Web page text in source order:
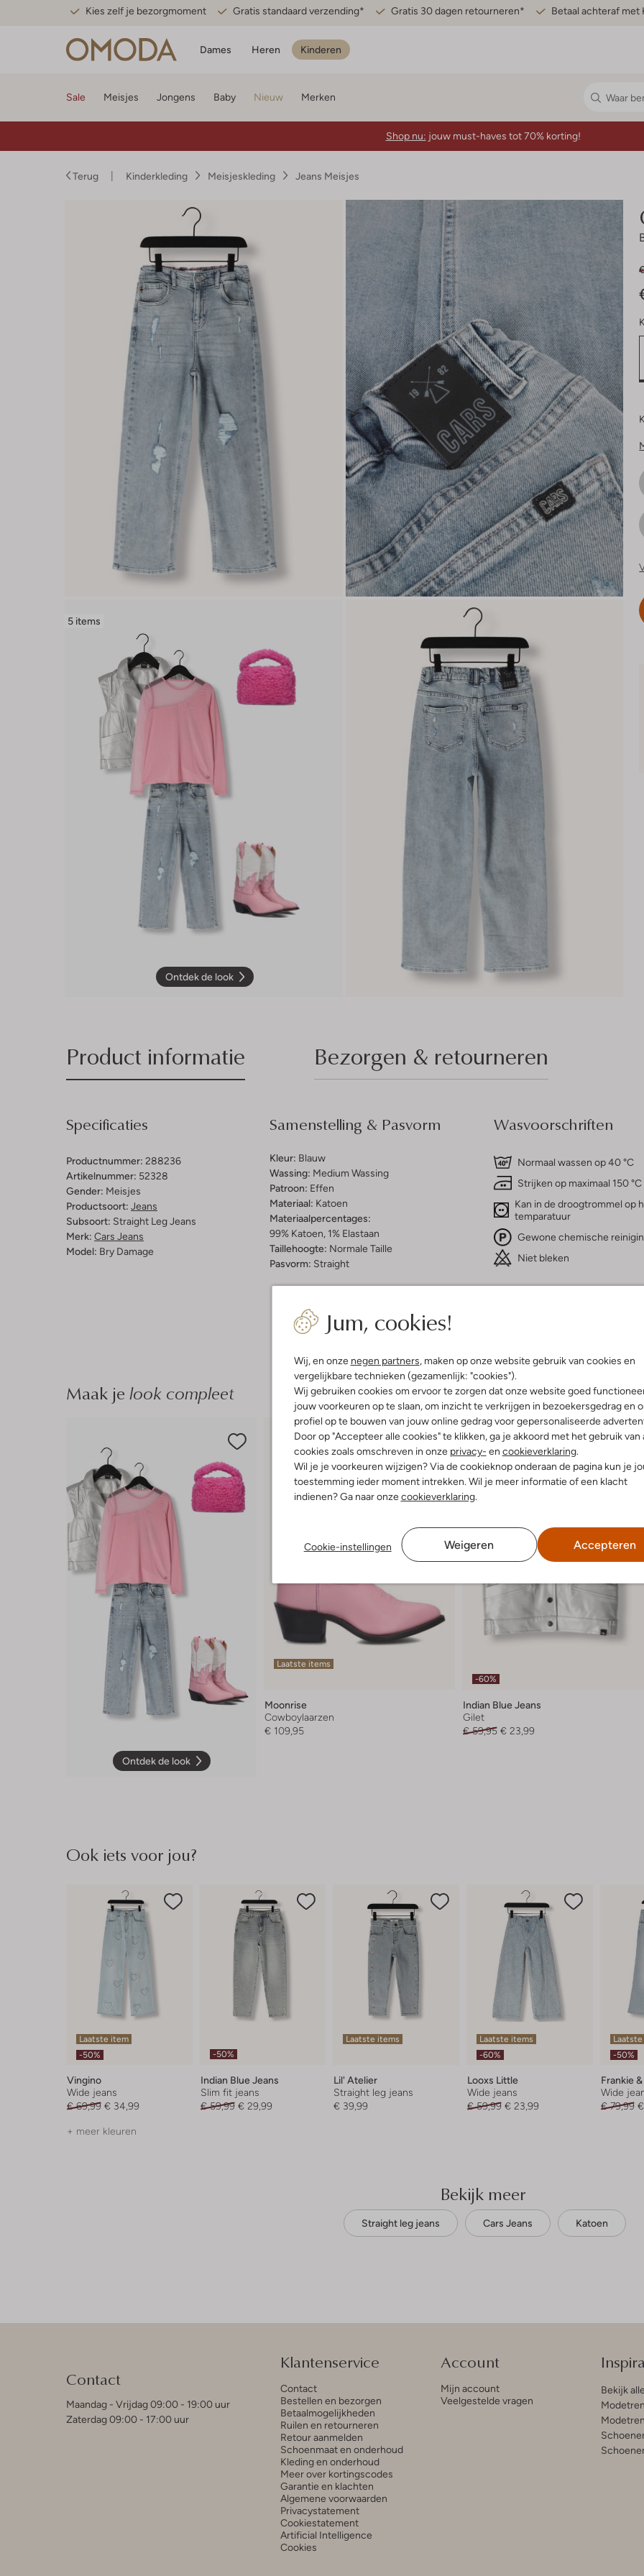
Kies zelf je bezorgmoment Gratis standaard verzending* Gratis 30 dagen retourneren* Betaal achteraf met
Dames Heren Kinderen
Jum, cookies!
Wij, en onze negen partners, maken op onze website gebruik van cookies en
vergelijkbare technieken (gezamenlijk: "cookies").
Wij gebruiken cookies om ervoor te zorgen dat onze website goed
jouw voorkeuren op te slaan, om inzicht te verkrijgen in bezoekersgedrag en
profiel op te bouwen van jouw online gedrag voor gepersonaliseerde
Door op "Accepteer alle cookies" te klikken, ga je akkoord met het gebruik van
cookies zoals omschreven in onze privacy- en cookieverklaring.
Wil je je voorkeuren wijzigen? Via de cookieknop onderaan de pagina kun je
toestemming ieder moment intrekken. Wil je meer informatie of een klacht
indienen? Ga naar onzecookieverklaring.
Cookie-instellingen Weigeren Accepteren
Sale Meisjes Jongens Baby Nieuw Merken
Shop nu: jouw must-haves tot 70% korting!
Terug Kinderkleding Meisjeskleding Jeans Meisjes
5 items
Ontdek de look
Product informatie Bezorgen & retourneren
Specificaties
Productnummer: 288236
Artikelnummer: 52328
Gender: Meisjes
Productsoort: Jeans
Subsoort: Straight Leg Jeans
Merk: Cars Jeans
Model: Bry Damage
Samenstelling & Pasvorm
Kleur: Blauw
Wassing: Medium Wassing
Patroon: Effen
Materiaal: Katoen
Materiaalpercentages:
99% Katoen, 1% Elastaan
Taillehoogte: Normale Taille
Pasvorm: Straight
Wasvoorschriften
Normaal wassen op 40 °C
Strijken op maximaal 150 °C
Kan in de droogtrommel op
temparatuur
Gewone chemische
Niet bleken
Maak je look compleet
Ontdek de look
Laatste items
Moonrise
Cowboylaarzen
€ 109,95
-60%
Indian Blue Jeans
Gilet
€ 59,95 € 23,99
Ook iets voor jou?
Laatste item
-50%
Vingino
Wide jeans
€ 69,99 € 34,99
+ meer kleuren
-50%
Indian Blue Jeans
Slim fit jeans
€ 59,99 € 29,99
Laatste items
Lil' Atelier
Straight leg jeans
€ 39,99
Laatste items
-60%
Looxs Little
Wide jeans
€ 59,99 € 23,99
-50%
Frankie
Wide
€ 79,99
Bekijk meer
Straight leg jeans Cars Jeans Katoen
Contact
Maandag - Vrijdag 09:00 - 19:00 uur
Zaterdag 09:00 - 17:00 uur
Klantenservice
Contact
Bestellen en bezorgen
Betaalmogelijkheden
Ruilen en retourneren
Retour aanmelden
Schoenmaat en onderhoud
Kleding en onderhoud
Meer over kortingscodes
Garantie en klachten
Algemene voorwaarden
Privacystatement
Cookiestatement
Artificial Intelligence
Cookies
Account
Mijn account
Veelgestelde vragen
Bekijk